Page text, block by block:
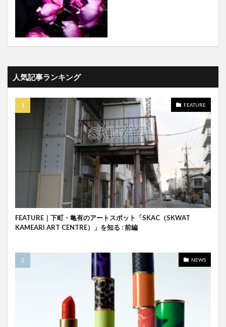
人気記事ランキング
FEATURE
FEATURE｜下町・亀有のアートスポット「SKAC（SKWAT
KAMEARI ART CENTRE）」を知る : 前編
NEWS